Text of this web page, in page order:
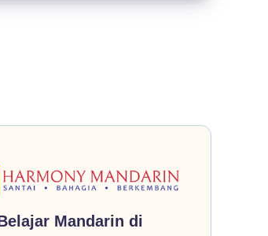
Mandarin di